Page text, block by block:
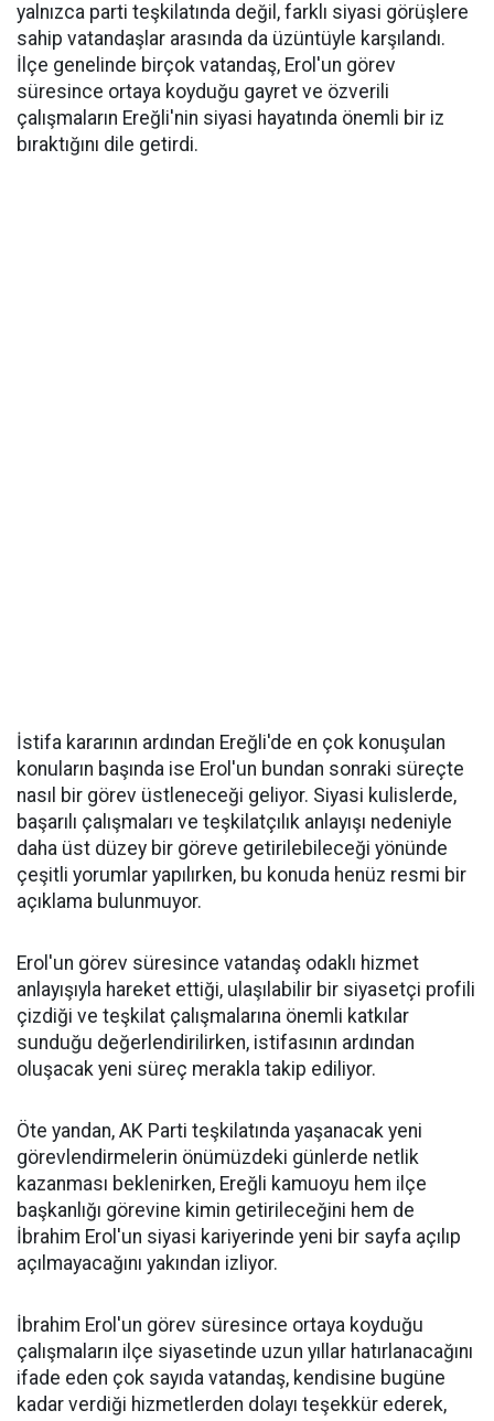
yalnızca parti teşkilatında değil, farklı siyasi görüşlere
sahip vatandaşlar arasında da üzüntüyle karşılandı.
İlçe genelinde birçok vatandaş, Erol'un görev
süresince ortaya koyduğu gayret ve özverili
çalışmaların Ereğli'nin siyasi hayatında önemli bir iz
bıraktığını dile getirdi.
İstifa kararının ardından Ereğli'de en çok konuşulan
konuların başında ise Erol'un bundan sonraki süreçte
nasıl bir görev üstleneceği geliyor. Siyasi kulislerde,
başarılı çalışmaları ve teşkilatçılık anlayışı nedeniyle
daha üst düzey bir göreve getirilebileceği yönünde
çeşitli yorumlar yapılırken, bu konuda henüz resmi bir
açıklama bulunmuyor.
Erol'un görev süresince vatandaş odaklı hizmet
anlayışıyla hareket ettiği, ulaşılabilir bir siyasetçi profili
çizdiği ve teşkilat çalışmalarına önemli katkılar
sunduğu değerlendirilirken, istifasının ardından
oluşacak yeni süreç merakla takip ediliyor.
Öte yandan, AK Parti teşkilatında yaşanacak yeni
görevlendirmelerin önümüzdeki günlerde netlik
kazanması beklenirken, Ereğli kamuoyu hem ilçe
başkanlığı görevine kimin getirileceğini hem de
İbrahim Erol'un siyasi kariyerinde yeni bir sayfa açılıp
açılmayacağını yakından izliyor.
İbrahim Erol'un görev süresince ortaya koyduğu
çalışmaların ilçe siyasetinde uzun yıllar hatırlanacağını
ifade eden çok sayıda vatandaş, kendisine bugüne
kadar verdiği hizmetlerden dolayı teşekkür ederek,